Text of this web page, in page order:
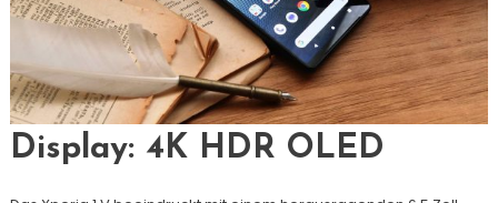
Display: 4K HDR OLED